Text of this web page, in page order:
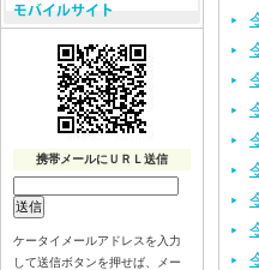
携帯メールにＵＲＬ送信
ケータイメールアドレスを入力
して送信ボタンを押せば、メー